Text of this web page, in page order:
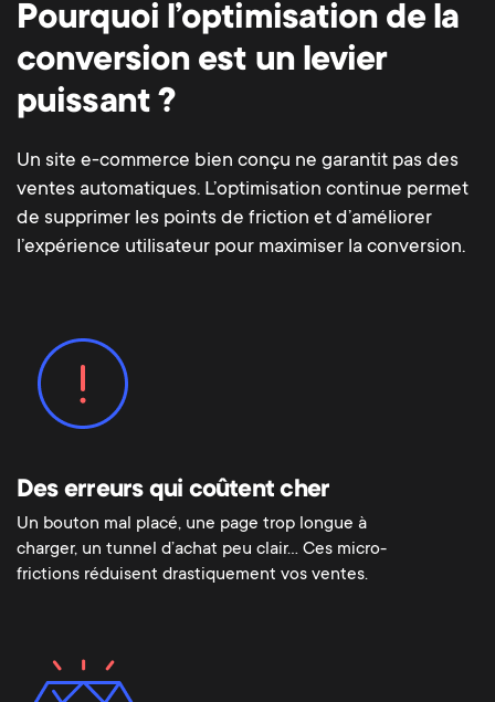
Pourquoi l’optimisation de la
conversion est un levier
puissant ?
Un site e-commerce bien conçu ne garantit pas des
ventes automatiques. L’optimisation continue permet
de supprimer les points de friction et d’améliorer
l’expérience utilisateur pour maximiser la conversion.
Des erreurs qui coûtent cher
Un bouton mal placé, une page trop longue à
charger, un tunnel d’achat peu clair… Ces micro-
frictions réduisent drastiquement vos ventes.